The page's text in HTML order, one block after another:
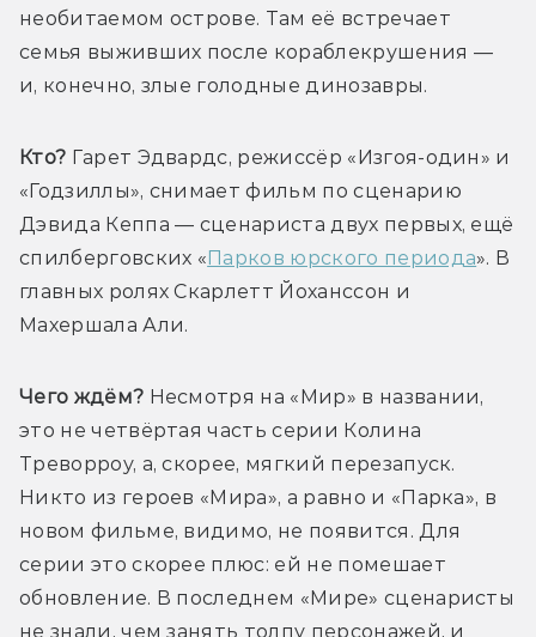
необитаемом острове. Там её встречает
семья выживших после кораблекрушения —
и, конечно, злые голодные динозавры.
Кто? Гарет Эдвардс, режиссёр «Изгоя-один» и
«Годзиллы», снимает фильм по сценарию
Дэвида Кеппа — сценариста двух первых, ещё
спилберговских «Парков юрского периода». В
главных ролях Скарлетт Йоханссон и
Махершала Али.
Чего ждём? Несмотря на «Мир» в названии,
это не четвёртая часть серии Колина
Треворроу, а, скорее, мягкий перезапуск.
Никто из героев «Мира», а равно и «Парка», в
новом фильме, видимо, не появится. Для
серии это скорее плюс: ей не помешает
обновление. В последнем «Мире» сценаристы
не знали, чем занять толпу персонажей, и